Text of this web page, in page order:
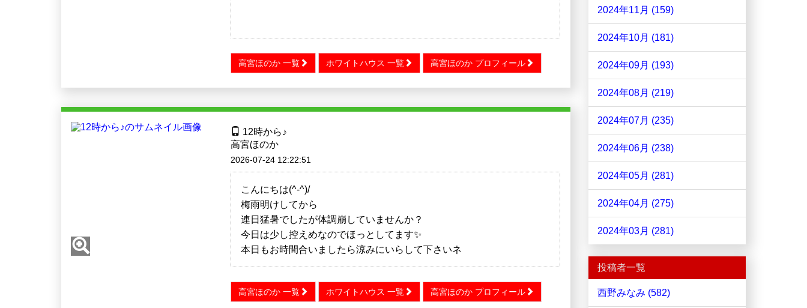
高宮ほのか 一覧 ホワイトハウス 一覧 高宮ほのか プロフィール
12時から♪
高宮ほのか
2026-07-24 12:22:51
こんにちは(^-^)/
梅雨明けしてから
連日猛暑でしたが体調崩していませんか？
今日は少し控えめなのでほっとしてます✨
本日もお時間合いましたら涼みにいらして下さいネ
高宮ほのか 一覧 ホワイトハウス 一覧 高宮ほのか プロフィール
2024年11月 (159)
2024年10月 (181)
2024年09月 (193)
2024年08月 (219)
2024年07月 (235)
2024年06月 (238)
2024年05月 (281)
2024年04月 (275)
2024年03月 (281)
投稿者一覧
西野みなみ (582)